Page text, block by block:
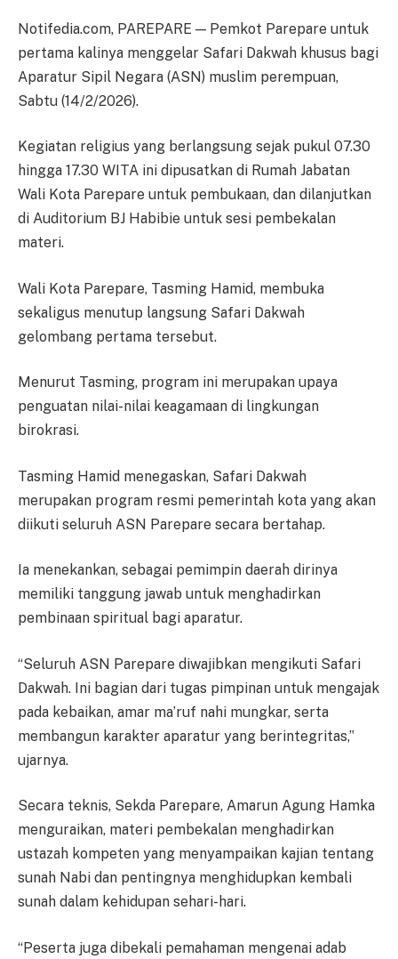
Notifedia.com, PAREPARE — Pemkot Parepare untuk
pertama kalinya menggelar Safari Dakwah khusus bagi
Aparatur Sipil Negara (ASN) muslim perempuan,
Sabtu (14/2/2026).
Kegiatan religius yang berlangsung sejak pukul 07.30
hingga 17.30 WITA ini dipusatkan di Rumah Jabatan
Wali Kota Parepare untuk pembukaan, dan dilanjutkan
di Auditorium BJ Habibie untuk sesi pembekalan
materi.
Wali Kota Parepare, Tasming Hamid, membuka
sekaligus menutup langsung Safari Dakwah
gelombang pertama tersebut.
Menurut Tasming, program ini merupakan upaya
penguatan nilai-nilai keagamaan di lingkungan
birokrasi.
Tasming Hamid menegaskan, Safari Dakwah
merupakan program resmi pemerintah kota yang akan
diikuti seluruh ASN Parepare secara bertahap.
Ia menekankan, sebagai pemimpin daerah dirinya
memiliki tanggung jawab untuk menghadirkan
pembinaan spiritual bagi aparatur.
“Seluruh ASN Parepare diwajibkan mengikuti Safari
Dakwah. Ini bagian dari tugas pimpinan untuk mengajak
pada kebaikan, amar ma’ruf nahi mungkar, serta
membangun karakter aparatur yang berintegritas,”
ujarnya.
Secara teknis, Sekda Parepare, Amarun Agung Hamka
menguraikan, materi pembekalan menghadirkan
ustazah kompeten yang menyampaikan kajian tentang
sunah Nabi dan pentingnya menghidupkan kembali
sunah dalam kehidupan sehari-hari.
“Peserta juga dibekali pemahaman mengenai adab